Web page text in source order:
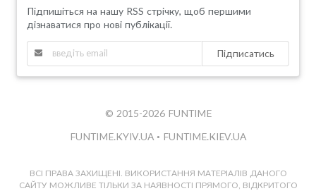
Підпишіться на нашу RSS стрічку, щоб першими
дізнаватися про нові публікації.
Підписатись
© 2015-2026 FUNTIME
FUNTIME.KYIV.UA • FUNTIME.KIEV.UA
ВСІ ПРАВА ЗАХИЩЕНІ. ВИКОРИСТАННЯ МАТЕРІАЛІВ ДАНОГО
САЙТУ МОЖЛИВЕ ТІЛЬКИ ЗА НАЯВНОСТІ ПРЯМОГО, ВІДКРИТОГО